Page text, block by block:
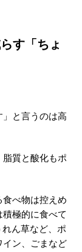
す「ちょ
」と言うのは高
質と酸化もポ
食べ物は控えめ
極的に食べて
ん草など、ポ
イン、ごまなど